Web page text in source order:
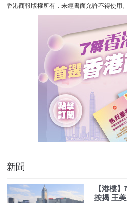
香港商報版權所有，未經書面允許不得使用。
新聞
【港樓
按揭 王美鳳︰銀行需重新評估潛在